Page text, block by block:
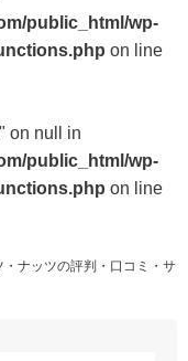
public_html/wp-
on line
on null in
public_html/wp-
on line
ナッツの評判・口コミ・サ